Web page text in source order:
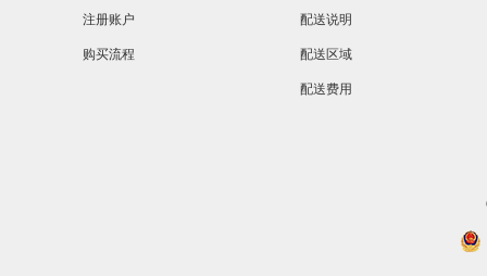
注册账户
购买流程
配送说明
配送区域
配送费用